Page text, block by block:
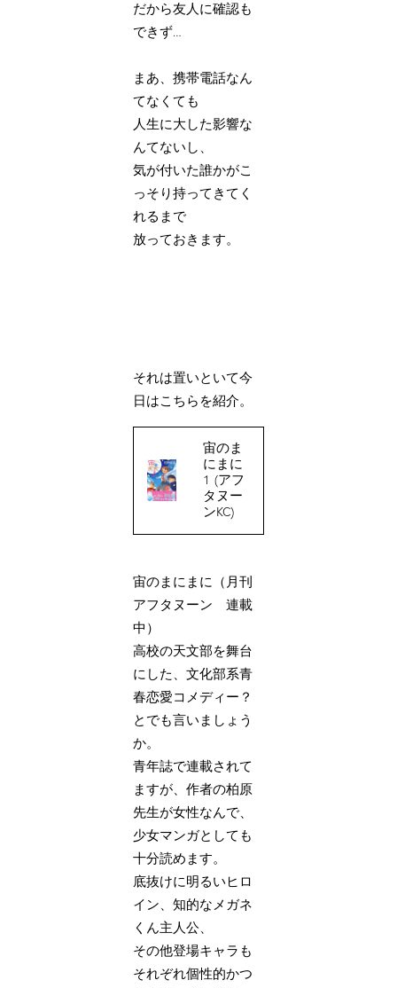
だから友人に確認も
できず…
まあ、携帯電話なん
てなくても
人生に大した影響な
んてないし、
気が付いた誰かがこ
っそり持ってきてく
れるまで
放っておきます。
それは置いといて今
日はこちらを紹介。
宙のま
にまに
1 (アフ
タヌー
ンKC)
宙のまにまに（月刊
アフタヌーン 連載
中）
高校の天文部を舞台
にした、文化部系青
春恋愛コメディー？
とでも言いましょう
か。
青年誌で連載されて
ますが、作者の柏原
先生が女性なんで、
少女マンガとしても
十分読めます。
底抜けに明るいヒロ
イン、知的なメガネ
くん主人公、
その他登場キャラも
それぞれ個性的かつ